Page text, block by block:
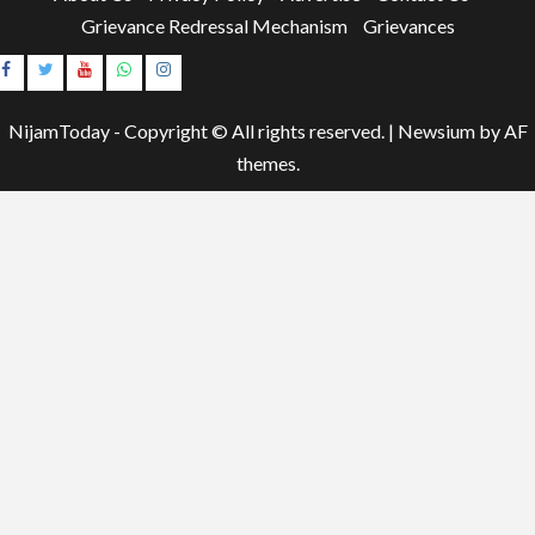
Grievance Redressal Mechanism
Grievances
Instagram
NijamToday - Copyright © All rights reserved. | Newsiumby AF
themes.